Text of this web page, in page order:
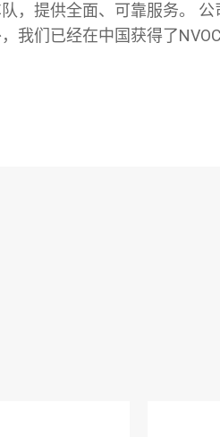
，提供全面、可靠服务。 公
我们已经在中国获得了